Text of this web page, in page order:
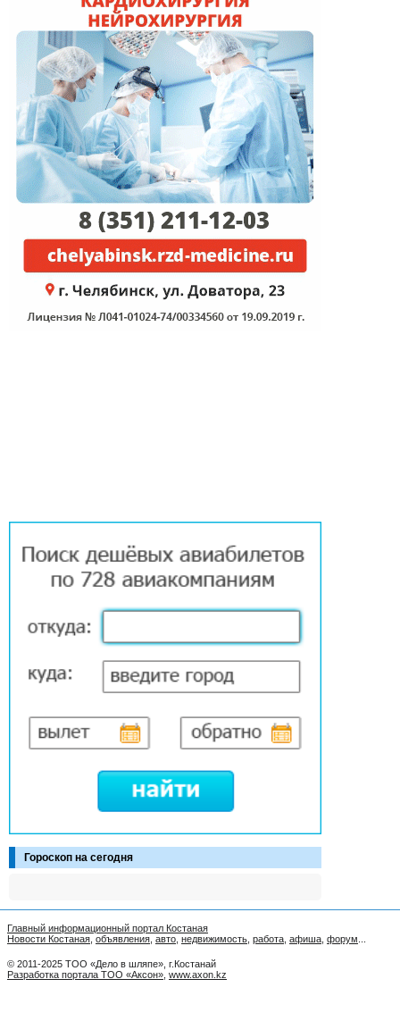
Гороскоп на сегодня
Главный информационный портал Костаная
Новости Костаная объявления авто недвижимость работа афиша форум
© 2011-2025 ТОО «Дело в шляпе», г.Костанай
Разработка портала ТОО «Аксон» www.axon.kz